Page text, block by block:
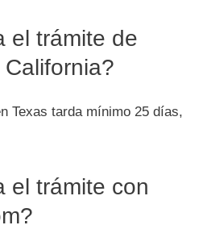
el trámite de
Texas tarda mínimo 25 días,
el trámite con